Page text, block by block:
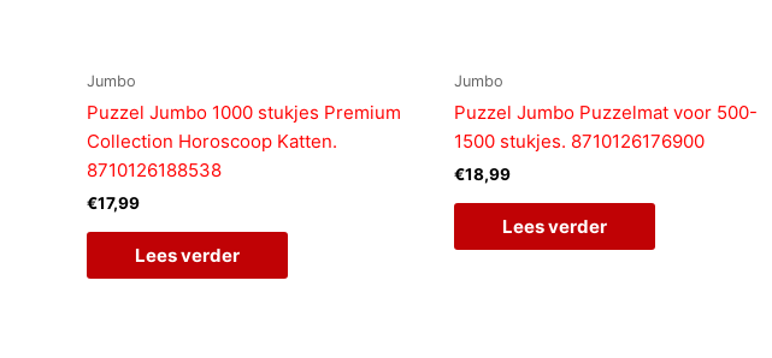
Jumbo
Puzzel Jumbo 1000 stukjes Premium
Collection Horoscoop Katten.
8710126188538
€17,99
Lees verder
Jumbo
Puzzel Jumbo Puzzelmat voor 500-
1500 stukjes. 8710126176900
€18,99
Lees verder